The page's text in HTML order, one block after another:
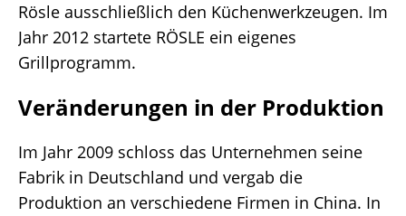
Rösle ausschließlich den Küchenwerkzeugen. Im
Jahr 2012 startete RÖSLE ein eigenes
Grillprogramm.
Veränderungen in der Produktion
Im Jahr 2009 schloss das Unternehmen seine
Fabrik in Deutschland und vergab die
Produktion an verschiedene Firmen in China. In